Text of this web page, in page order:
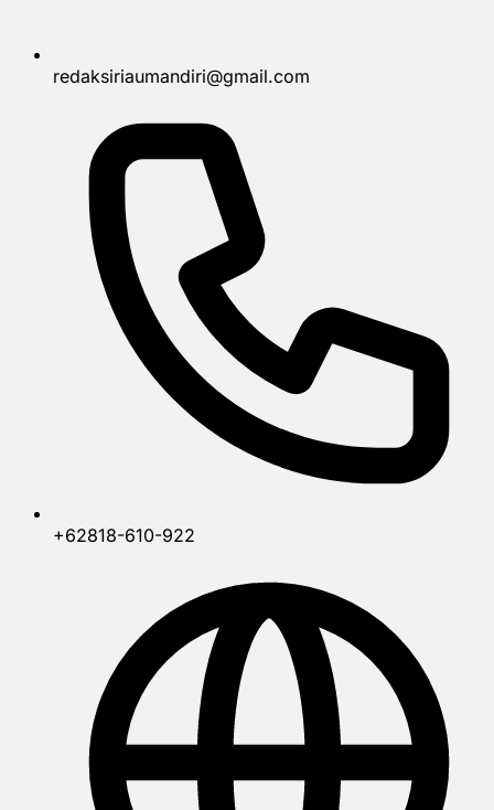
redaksiriaumandiri@gmail.com
+62818-610-922